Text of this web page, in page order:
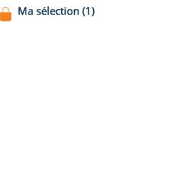
Ma sélection (1)